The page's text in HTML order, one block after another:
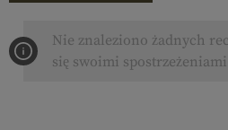
Nie znaleziono żadnych
się swoimi